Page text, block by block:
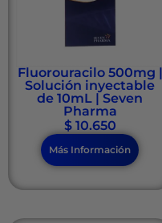
Fluorouracilo 500mg |
Solución inyectable
de 10mL | Seven
Pharma
$10.650
Más Información